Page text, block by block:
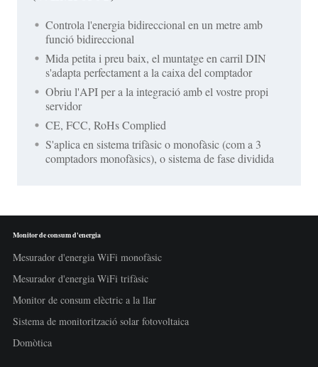
Controla l'energia bidireccional en un metre amb
funció bidireccional
Mida petita i preu baix, el muntatge en carril DIN
s'adapta perfectament a la caixa del comptador
Obriu l'API per a la integració amb el vostre propi
servidor
CE, FCC, RoHs Complied
S'aplica en sistema trifàsic o monofàsic (com a 3
comptadors monofàsics), o sistema de fase dividida
Monitor de consum d'energia
Mesurador d'energia WiFi monofàsic
Mesurador d'energia WiFi trifàsic
Monitor de consum elèctric a la llar
Sistema de monitorització solar fotovoltaica
Domòtica